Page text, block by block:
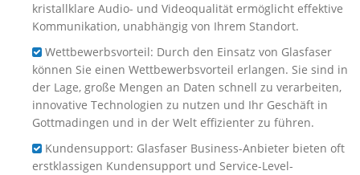
kristallklare Audio- und Videoqualität ermöglicht effektive
Kommunikation, unabhängig von Ihrem Standort.
Wettbewerbsvorteil: Durch den Einsatz von Glasfaser
können Sie einen Wettbewerbsvorteil erlangen. Sie sind in
der Lage, große Mengen an Daten schnell zu verarbeiten,
innovative Technologien zu nutzen und Ihr Geschäft in
Gottmadingen und in der Welt effizienter zu führen.
Kundensupport: Glasfaser Business-Anbieter bieten oft
erstklassigen Kundensupport und Service-Level-